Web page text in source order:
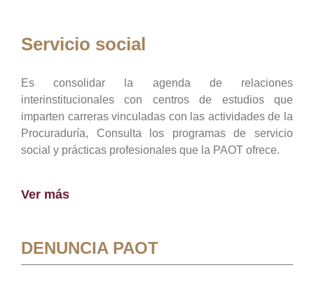
Servicio social
Es consolidar la agenda de relaciones
interinstitucionales con centros de estudios que
imparten carreras vinculadas con las actividades de la
Procuraduría, Consulta los programas de servicio
social y prácticas profesionales que la PAOT ofrece.
Ver más
DENUNCIA PAOT